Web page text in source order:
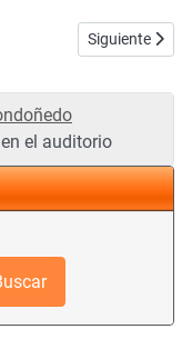
de Mondoñedo en
Artículo
Siguiente
el auditorio